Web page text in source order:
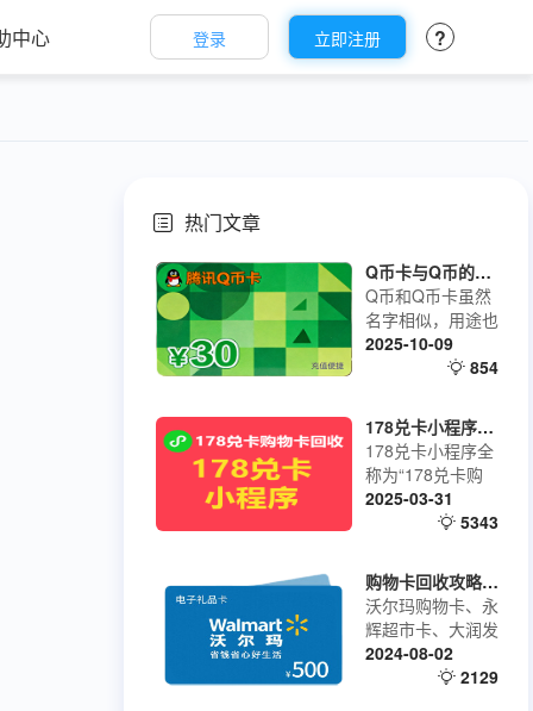
中心 登录 立即注册 ?
热门文章
Q币卡与Q币的区别
Q币和Q币卡虽然
名字相似，用途也
基本一致，但它们
是两种不同的存在
2025-10-09
854
178兑卡小程序使用教程
178兑卡小程序全
称为“178兑卡购
物卡回收”
2025-03-31
5343
购物卡回收攻略，沃尔玛购物卡高价回收指南
沃尔玛购物卡、永
辉超市卡、大润发
购物卡、天猫超市
卡等，都是特别常
2024-08-02
2129